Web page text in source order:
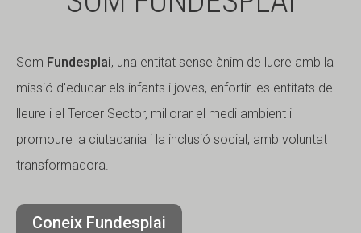
Som Fundesplai, una entitat sense ànim de lucre amb la
missió d'educar els infants i joves, enfortir les entitats de
lleure i el Tercer Sector, millorar el medi ambient i
promoure la ciutadania i la inclusió social, amb voluntat
transformadora.
Coneix Fundesplai